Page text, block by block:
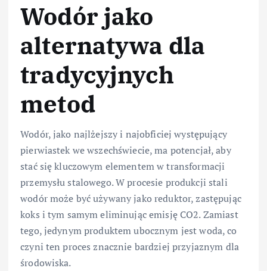
Wodór jako
alternatywa dla
tradycyjnych
metod
Wodór, jako najlżejszy i najobficiej występujący
pierwiastek we wszechświecie, ma potencjał, aby
stać się kluczowym elementem w transformacji
przemysłu stalowego. W procesie produkcji stali
wodór może być używany jako reduktor, zastępując
koks i tym samym eliminując emisję CO2. Zamiast
tego, jedynym produktem ubocznym jest woda, co
czyni ten proces znacznie bardziej przyjaznym dla
środowiska.